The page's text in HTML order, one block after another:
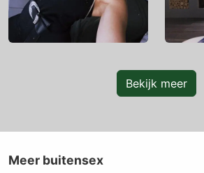
Bekijk meer
Meer buitensex